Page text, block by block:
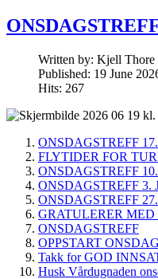
Written by: Kjell Thore
Published: 19 June
Hits: 267
ONSDAGSTREFF
FLYTIDER FOR
ONSDAGSTREFF
ONSDAGSTREFF 3.
ONSDAGSTREFF
GRATULERER
ONSDAGSTREFF
OPPSTART
Takk for GOD
Husk Vårdugnaden